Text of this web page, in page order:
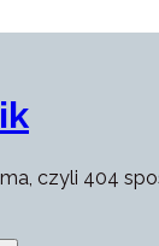
czyli 404